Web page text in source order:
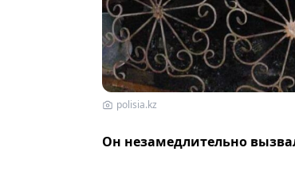
polisia.kz
Он незамедлительно